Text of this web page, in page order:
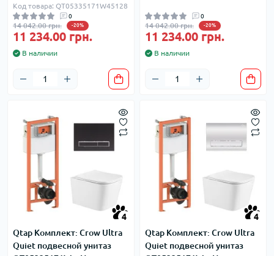
Код товара: QT05335171W45128
0
14 042.00 грн. -20%
11 234.00 грн.
В наличии
0
14 042.00 грн. -20%
11 234.00 грн.
В наличии
4
Qtap Комплект: Crow Ultra
Quiet подвесной унитаз
4
Qtap Комплект: Crow Ultra
Quiet подвесной унитаз